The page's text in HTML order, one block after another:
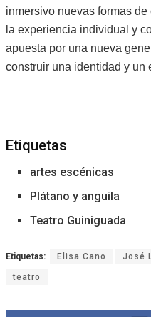
inmersivo nuevas formas
la experiencia individual y
apuesta por una nueva
construir una identidad y un
Etiquetas
artes escénicas
Plátano y anguila
Teatro Guiniguada
Etiquetas: Elisa Cano José
teatro